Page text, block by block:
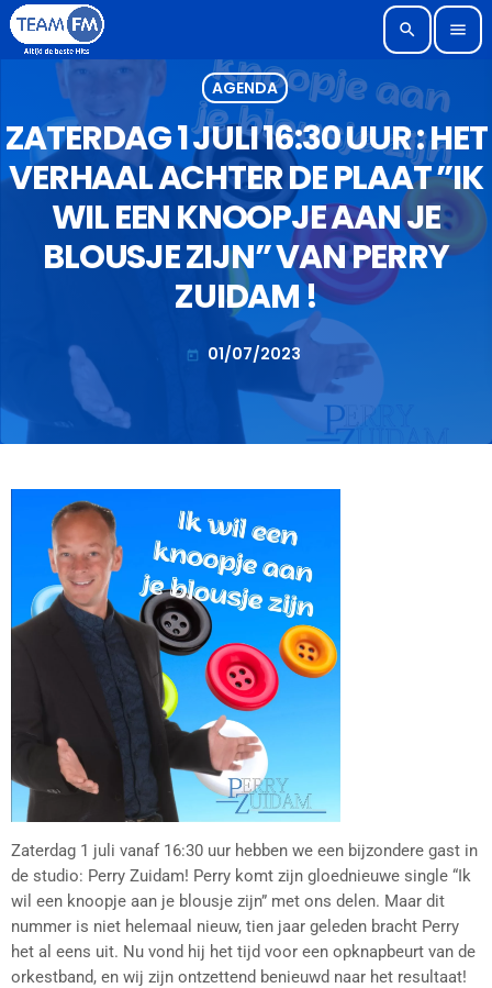
search menu
AGENDA
ZATERDAG 1 JULI 16:30 UUR : HET
VERHAAL ACHTER DE PLAAT ”IK
WIL EEN KNOOPJE AAN JE
BLOUSJE ZIJN” VAN PERRY
ZUIDAM !
today 01/07/2023
Zaterdag 1 juli vanaf 16:30 uur hebben we een bijzondere gast in
de studio: Perry Zuidam! Perry komt zijn gloednieuwe single “Ik
wil een knoopje aan je blousje zijn” met ons delen. Maar dit
nummer is niet helemaal nieuw, tien jaar geleden bracht Perry
het al eens uit. Nu vond hij het tijd voor een opknapbeurt van de
orkestband, en wij zijn ontzettend benieuwd naar het resultaat!